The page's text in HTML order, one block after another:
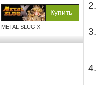
METAL SLUG X